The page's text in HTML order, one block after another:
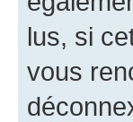
lus, si
vous